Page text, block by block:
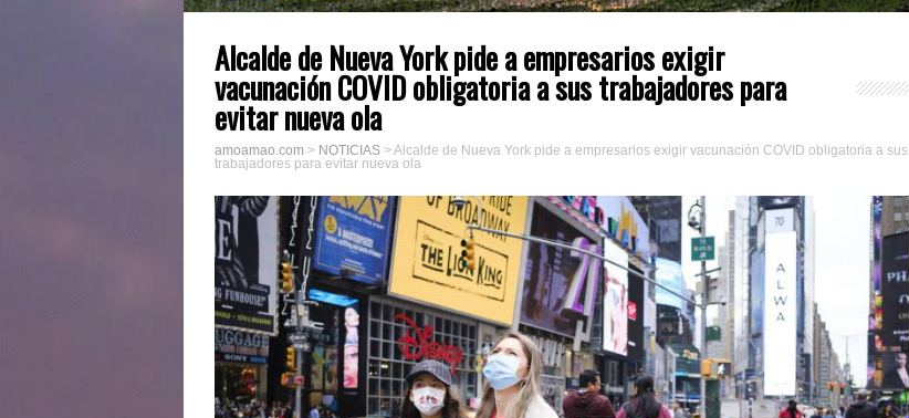
Alcalde de Nueva York pide a empresarios exigir
vacunación COVID obligatoria a sus trabajadores para
evitar nueva ola
amoamao.com > NOTICIAS >Alcalde de Nueva York pide a empresarios exigir vacunación COVID obligatoria a sus
trabajadores para evitar nueva ola